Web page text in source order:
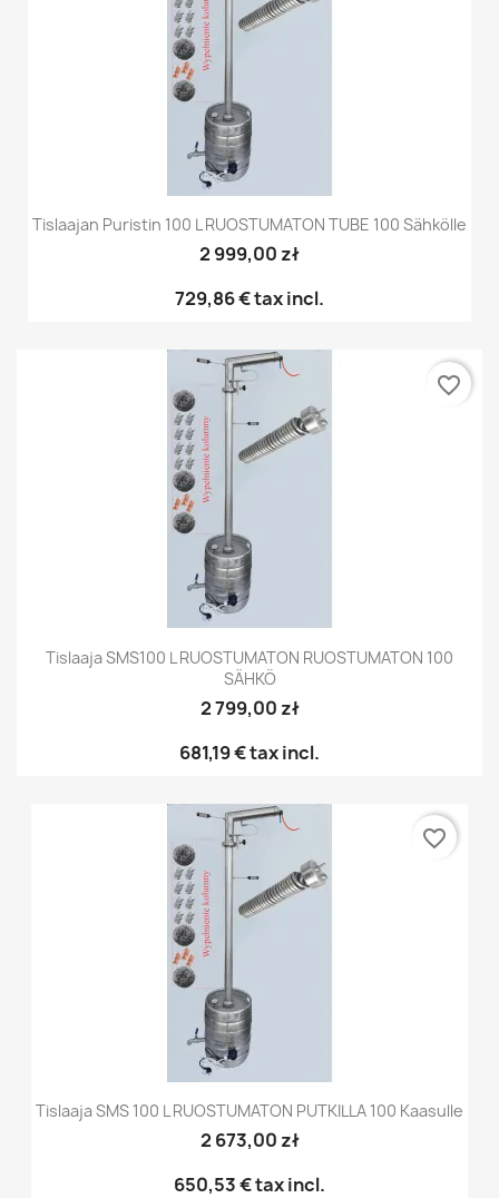
Tislaajan Puristin 100 L RUOSTUMATON TUBE 100 Sähkölle
2 999,00 zł
729,86 €tax incl.
Tislaaja SMS100 L RUOSTUMATON RUOSTUMATON 100
SÄHKÖ
2 799,00 zł
681,19 €tax incl.
favorite_border
Tislaaja SMS 100 L RUOSTUMATON PUTKILLA 100 Kaasulle
2 673,00 zł
650,53 €tax incl.
favorite_border